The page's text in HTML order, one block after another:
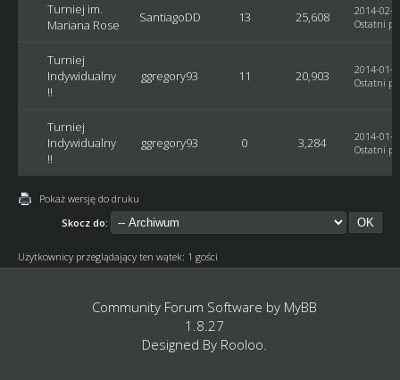
Turniej im.
Mariana Rose
SantiagoDD 13 25,608
2014-02-
Ostatni
Turniej
Indywidualny
!!
ggregory93 11 20,903
2014-01-
Ostatni
Turniej
Indywidualny
!!
ggregory93 0 3,284
2014-01-
Ostatni
Pokaż wersję do druku
Skocz do:
Użytkownicy przeglądający ten wątek: 1 gości
Community Forum Software by MyBB
1.8.27
Designed By Rooloo.